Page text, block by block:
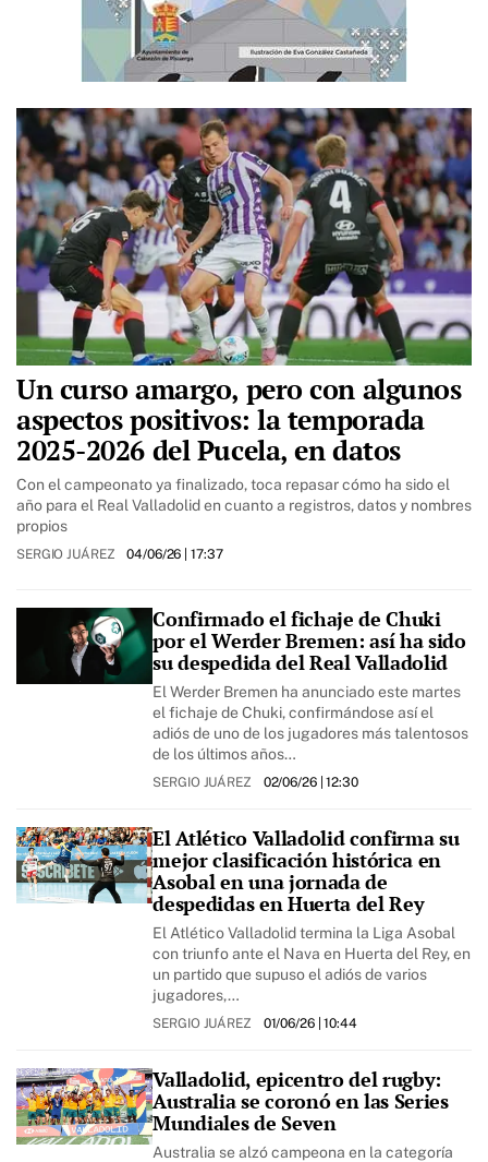
Un curso amargo, pero con algunos
aspectos positivos: la temporada
2025-2026 del Pucela, en datos
Con el campeonato ya finalizado, toca repasar cómo ha sido el
año para el Real Valladolid en cuanto a registros, datos y nombres
propios
SERGIO JUÁREZ 04/06/26 | 17:37
Confirmado el fichaje de Chuki
por el Werder Bremen: así ha sido
su despedida del Real Valladolid
El Werder Bremen ha anunciado este martes
el fichaje de Chuki, confirmándose así el
adiós de uno de los jugadores más talentosos
de los últimos años…
SERGIO JUÁREZ 02/06/26| 12:30
El Atlético Valladolid confirma su
mejor clasificación histórica en
Asobal en una jornada de
despedidas en Huerta del Rey
El Atlético Valladolid termina la Liga Asobal
con triunfo ante el Nava en Huerta del Rey, en
un partido que supuso el adiós de varios
jugadores,…
SERGIO JUÁREZ 01/06/26| 10:44
Valladolid, epicentro del rugby:
Australia se coronó en las Series
Mundiales de Seven
Australia se alzó campeona en la categoría